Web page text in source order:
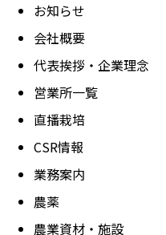
お知らせ
会社概要
代表挨拶・企業理念
営業所一覧
直播栽培
CSR情報
業務案内
農薬
農業資材・施設